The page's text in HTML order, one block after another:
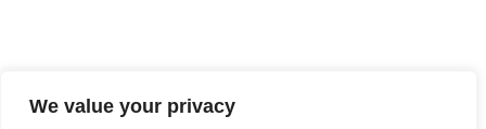
We value your privacy